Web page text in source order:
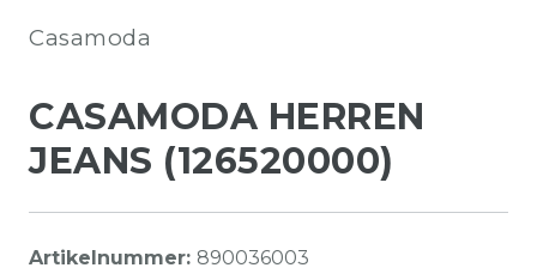
Casamoda
CASAMODA HERREN
JEANS (126520000)
Artikelnummer: 890036003